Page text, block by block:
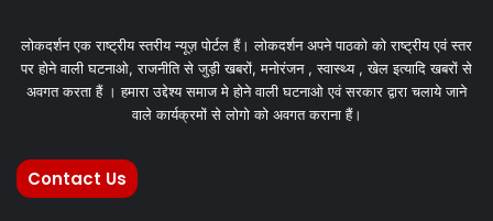
लोकदर्शन एक राष्ट्रीय स्तरीय न्यूज़ पोर्टल हैं। लोकदर्शन अपने पाठको को राष्ट्रीय एवं स्तर
पर होने वाली घटनाओ, राजनीति से जुड़ी खबरों, मनोरंजन , स्वास्थ्य , खेल इत्यादि खबरों से
अवगत करता हैं । हमारा उद्देश्य समाज मे होने वाली घटनाओ एवं सरकार द्वारा चलाये जाने
वाले कार्यक्रमों से लोगो को अवगत कराना हैं।
Contact Us